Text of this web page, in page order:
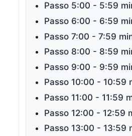
Passo 5:00 - 5:59
Passo 6:00 - 6:59
Passo 7:00 - 7:59
Passo 8:00 - 8:59
Passo 9:00 - 9:59
Passo 10:00 - 10:59
Passo 11:00 - 11:59
Passo 12:00 - 12:59
Passo 13:00 - 13:59